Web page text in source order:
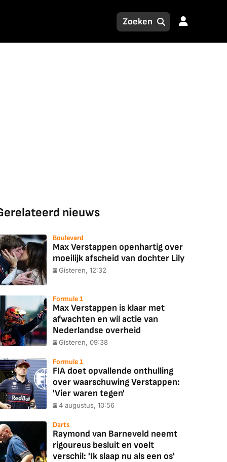
nieuws
Boulevard
Max Verstappen openhartig over
moeilijk afscheid van dochter Lily
Gisteren, 12:32
Formule 1
Max Verstappen is klaar met
afwachten en wil actie van
Nederlandse overheid
Gisteren, 09:38
Formule 1
FIA doet opvallende onthulling
over waarschuwing Verstappen:
'Vier waren tegen'
4 augustus, 10:56
Darts
Raymond van Barneveld neemt
rigoureus besluit en voelt
verschil: 'Ik slaap nu als een os'